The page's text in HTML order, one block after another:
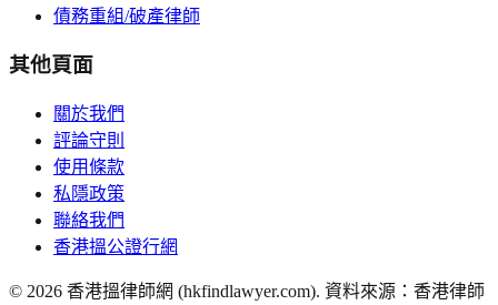
債務重組/破產律師
其他頁面
關於我們
評論守則
使用條款
私隱政策
聯絡我們
香港搵公證行網
© 2026 香港搵律師網 (hkfindlawyer.com). 資料來源：香港律師